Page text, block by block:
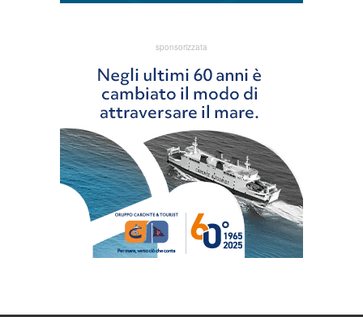
sponsorizzata